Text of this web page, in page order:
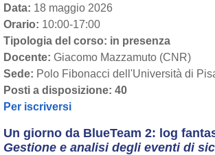
Data: 18 maggio 2026
Orario: 10:00-17:00
Tipologia del corso: in presenza
Docente: Giacomo Mazzamuto (CNR)
Sede: Polo Fibonacci dell'Università di
Posti a disposizione: 40
Per iscriversi
Un giorno da BlueTeam 2: log
Gestione e analisi degli eventi di